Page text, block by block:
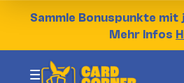
Sammle Bonuspunkte mit
Mehr Infos